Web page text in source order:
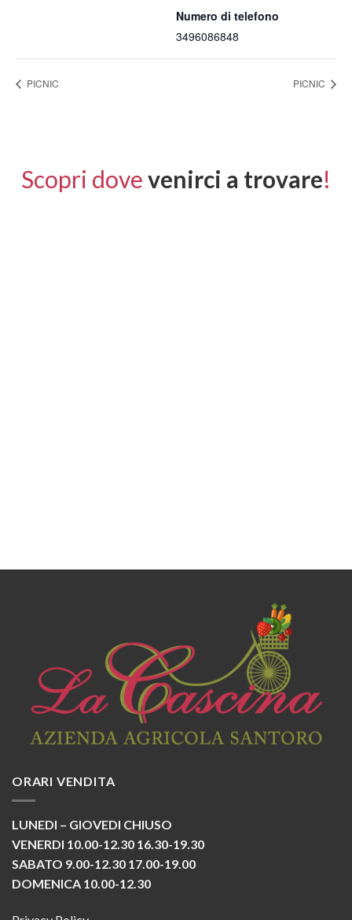
Numero di telefono
3496086848
PICNIC PICNIC
Scopri dovevenirci a trovare!
ORARI VENDITA
LUNEDI – GIOVEDI CHIUSO
VENERDI 10.00-12.30 16.30-19.30
SABATO 9.00-12.30 17.00-19.00
DOMENICA 10.00-12.30